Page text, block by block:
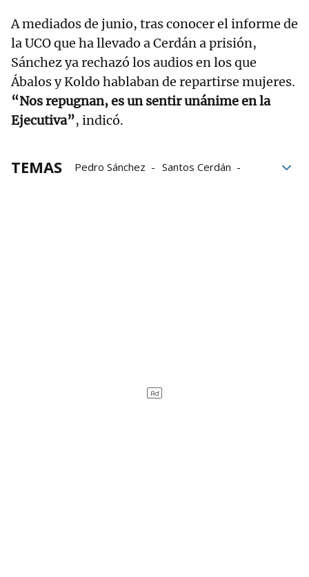
A mediados de junio, tras conocer el informe de
la UCO que ha llevado a Cerdán a prisión,
Sánchez ya rechazó los audios en los que
Ábalos y Koldo hablaban de repartirse mujeres.
“Nos repugnan, es un sentir unánime en la
Ejecutiva”, indicó.
TEMAS Pedro Sánchez
Santos Cerdán